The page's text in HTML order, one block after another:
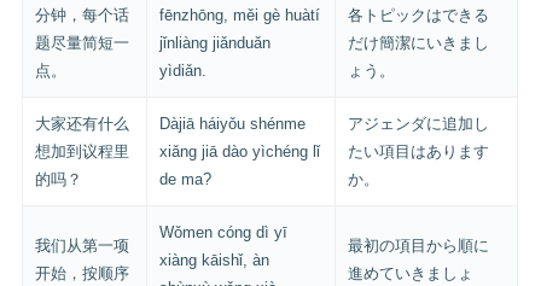
分钟，每个话
题尽量简短一
点。
fēnzhōng, měi gè huàtí
jǐnliàng jiǎnduǎn
yìdiǎn.
各トピックはできる
だけ簡潔にいきまし
ょう。
大家还有什么
想加到议程里
的吗？
Dàjiā háiyǒu shénme
xiǎng jiā dào yìchéng lǐ
de ma?
アジェンダに追加し
たい項目はあります
か。
我们从第一项
开始，按顺序
Wǒmen cóng dì yī
xiàng kāishǐ, àn
最初の項目から順に
進めていきましょ